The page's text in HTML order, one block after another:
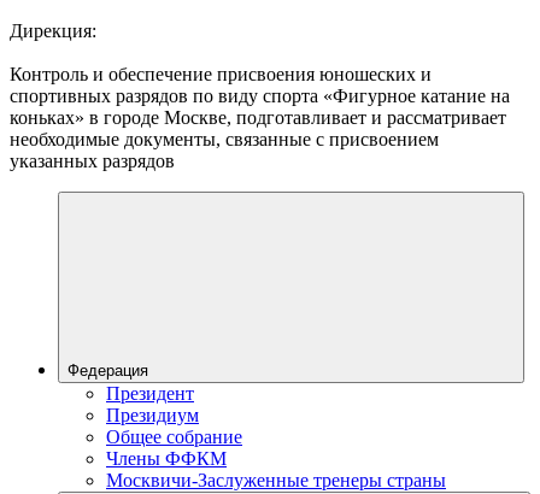
Дирекция:
Контроль и обеспечение присвоения юношеских и
спортивных разрядов по виду спорта «Фигурное катание на
коньках» в городе Москве, подготавливает и рассматривает
необходимые документы, связанные с присвоением
указанных разрядов
Федерация
Президент
Президиум
Общее собрание
Члены ФФКМ
Москвичи-Заслуженные тренеры страны